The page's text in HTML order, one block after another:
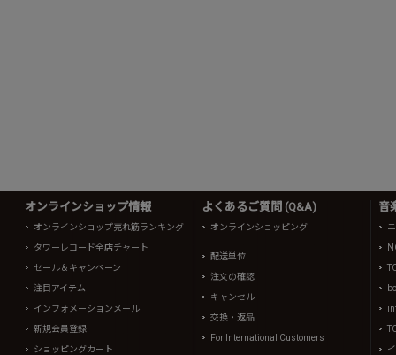
オンラインショップ情報
オンラインショップ売れ筋ランキング
タワーレコード全店チャート
セール＆キャンペーン
注目アイテム
インフォメーションメール
新規会員登録
ショッピングカート
よくあるご質問 (Q&A)
オンラインショッピング
配送単位
注文の確認
キャンセル
交換・返品
For International Customers
音